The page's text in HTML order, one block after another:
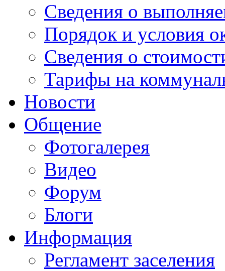
Сведения о
Порядок и условия
Сведения о
Тарифы на
Новости
Общение
Фотогалерея
Видео
Форум
Блоги
Информация
Регламент заселения